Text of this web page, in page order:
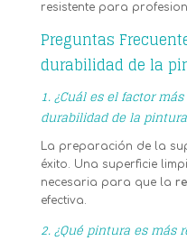
resistente para
Preguntas
durabilidad de la
1. ¿Cuál es el factor
durabilidad de la
La preparación de la
éxito. Una superficie
necesaria para que la
efectiva.
2. ¿Qué pintura es más